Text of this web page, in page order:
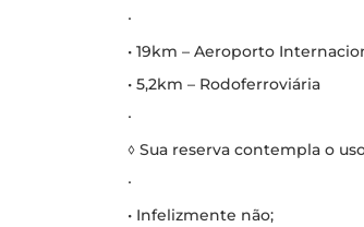
∙
• 19km – Aeroporto
• 5,2km – Rodoferroviária
∙
◊ Sua reserva contempla o
∙
• Infelizmente não;